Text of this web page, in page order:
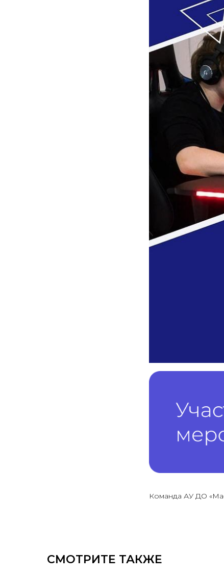
Команда АУ ДО
СМОТРИТЕ ТАКЖЕ